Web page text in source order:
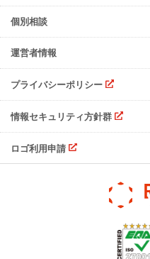
注意事項
個別相談
運営者情報
プライバシーポリシー
情報セキュリティ方針群
ロゴ利用申請